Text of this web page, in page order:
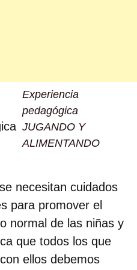
Experiencia
pedagógica
JUGANDO Y
ALIMENTANDO
necesitan cuidados
para promover el
normal de las niñas y
que todos los que
ellos debemos